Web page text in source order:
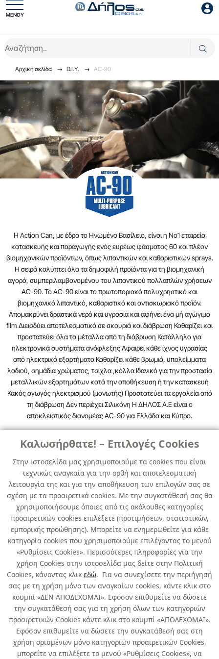
Καλωσήρθατε! – Επιλογές Cookies
Στην ιστοσελίδα μας χρησιμοποιούμε τα cookies που είναι
τεχνικώς αναγκαία για την ορθή και αποτελεσματική
λειτουργία της και για την αποθήκευση των επιλογών σας σε
σχέση με τα προαιρετικά cookies. Με την συγκατάθεσή σας θα
χρησιμοποιήσουμε όποιες από τις ακόλουθες κατηγορίες
προαιρετικών cookies επιλέξετε (προτιμήσεων, στατιστικών,
εμπορικής προώθησης). Μπορείτε να ενημερωθείτε για κάθε
κατηγορία cookies που χρησιμοποιούμε επιλέγοντας το μενού
«Ρυθμίσεις Cookies». Περισσότερες πληροφορίες για την
χρήση Cookies στην ιστοσελίδα μας δείτε στην Πολιτική
Cookies, κάνοντας κλικ εδώ. Για να συνεχίσετε την περιήγησή
σας με τη χρήση μόνο των αναγκαίων cookies, κάντε κλικ στο
κουμπί «ΔΕΝ ΑΠΟΔΕΧΟΜΑΙ». Εφόσον επιθυμείτε να δώσετε
την συγκατάθεσή σας για τη χρήση όλων των κατηγοριών
προαιρετικών Cookies κάντε κλικ στο κουμπί «ΑΠΟΔΕΧΟΜΑΙ».
Εφόσον επιθυμείτε να δώσετε την συγκατάθεσή σας στη
χρήση ορισμένων μόνο κατηγοριών προαιρετικών Cookies,
μπορείτε να επιλέξετε το μενού «Ρυθμίσεις Cookies», να
ΜΕΝΟΥ
Είσοδος
Ξέχασες το password;
Αρχική σελίδα D.I.Y. AC-90
H Action Can, με έδρα το Ηνωμένο Βασίλειο, είναι η No1 εταιρεία
κατασκευής και παραγωγής ενός ευρέως φάσματος 60 και πλέον
βιομηχανικών προϊόντων, όπως λιπαντικών και καθαριστικών sprays.
Η σειρά καλύπτει όλα τα δημοφιλή προϊόντα για τη βιομηχανική
αγορά, συμπεριλαμβανομένου του λιπαντικού πολλαπλών χρήσεων
AC-90. Το AC-90 είναι το πρωτοποριακό πολυχρηστικό και
βιομηχανικό λιπαντικό, καθαριστικό και αντισκωριακό προϊόν.
Απομακρύνει δραστικά νερό και υγρασία και αφήνει ένα μή αγώγιμο
film Διεισδύει αποτελεσματικά σε σκουριά και διάβρωση Καθαρίζει και
προστατεύει όλα τα μέταλλα από τη διάβρωση Κατάλληλο για
ηλεκτρονικά συστήματα ανάφλεξης Αφαιρεί κάθε ίχνος υγρασίας
από ηλεκτρικά εξαρτήματα Καθαρίζει κάθε βρωμιά, υπολείμματα
λαδιού, σημάδια χρώματος, τσίχλα ,κόλλα Ιδανικό για την προστασία
μεταλλικών εξαρτημάτων κατά την αποθήκευση ή την κατασκευή
Κακός αγωγός ηλεκτρισμού (μονωτής) Προστατεύει τα εργαλεία από
τη διάβρωση Δεν περιέχει Σιλικόνη Η ΔΗΛΟΣ Α.Ε είναι ο
αποκλειστικός διανομέας AC-90 για Ελλάδα και Κύπρο.
ΑΝΤΙΣΚΩΡΙΑΚΟ
Όλα
Σχετικά με εμάς
Χρήσιμα